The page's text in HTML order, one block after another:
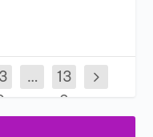
…
13
3